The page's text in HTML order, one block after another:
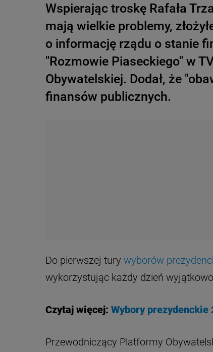
Wspierając troskę Rafała
mają wielkie problemy,
o informację rządu o stanie
"Rozmowie Piaseckiego" w
Obywatelskiej. Dodał, że
finansów publicznych.
Do pierwszej tury wyborów
wykorzystując każdy dzień
Czytaj więcej: Wybory prezydenckie
Przewodniczący Platformy